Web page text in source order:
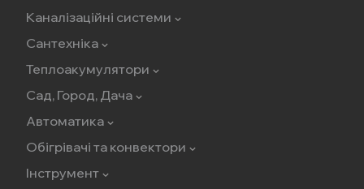
Каналізаційні системи
Сантехніка
Теплоакумулятори
Сад, Город, Дача
Автоматика
Обігрівачі та конвектори
Інструмент